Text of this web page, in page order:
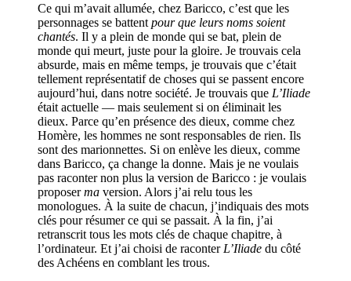
Ce qui m’avait allumée, chez Baricco, c’est que les
personnages se battent pour que leurs noms soient
chantés. Il y a plein de monde qui se bat, plein de
monde qui meurt, juste pour la gloire. Je trouvais cela
absurde, mais en même temps, je trouvais que c’était
tellement représentatif de choses qui se passent encore
aujourd’hui, dans notre société. Je trouvais que L’Iliade
était actuelle — mais seulement si on éliminait les
dieux. Parce qu’en présence des dieux, comme chez
Homère, les hommes ne sont responsables de rien. Ils
sont des marionnettes. Si on enlève les dieux, comme
dans Baricco, ça change la donne. Mais je ne voulais
pas raconter non plus la version de Baricco : je voulais
proposerma version. Alors j’ai relu tous les
monologues. À la suite de chacun, j’indiquais des mots
clés pour résumer ce qui se passait. À la fin, j’ai
retranscrit tous les mots clés de chaque chapitre, à
l’ordinateur. Et j’ai choisi de raconter L’Iliade du côté
des Achéens en comblant les trous.